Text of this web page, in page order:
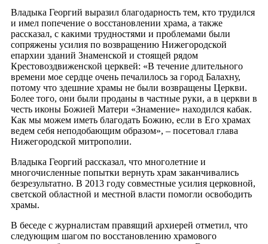
Владыка Георгий выразил благодарность тем, кто трудился
и имел попечение о восстановлении храма, а также
рассказал, с какими трудностями и проблемами были
сопряжены усилия по возвращению Нижегородской
епархии зданий Знаменской и стоящей рядом
Крестовоздвиженской церквей: «В течение длительного
времени мое сердце очень печалилось за город Балахну,
потому что здешние храмы не были возвращены Церкви.
Более того, они были проданы в частные руки, а в церкви в
честь иконы Божией Матери «Знамение» находился кабак.
Как мы можем иметь благодать Божию, если в Его храмах
ведем себя неподобающим образом», – посетовал глава
Нижегородской митрополии.
Владыка Георгий рассказал, что многолетние и
многочисленные попытки вернуть храм заканчивались
безрезультатно. В 2013 году совместные усилия церковной,
светской областной и местной власти помогли освободить
храмы.
В беседе с журналистам правящий архиерей отметил, что
следующим шагом по восстановлению храмового